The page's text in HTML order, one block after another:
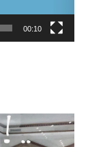
00:10